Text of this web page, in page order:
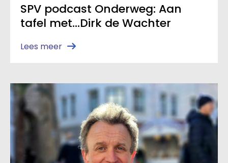
SPV podcast Onderweg: Aan
tafel met…Dirk de Wachter
Lees meer